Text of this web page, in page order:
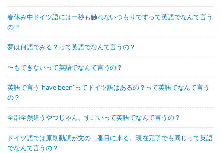
春休み中ドイツ語には一秒も触れないつもりですって英語でなんて言う
の？
夢は何語でみる？って英語でなんて言うの？
〜もできないって英語でなんて言うの？
英語で言う"have been"ってドイツ語はあるの？って英語でなんて言う
の？
全部全然違うやつじゃん、すごいって英語でなんて言うの？
ドイツ語では原則動詞が文の二番目に来る。現在完了でも同じって英語
でなんて言うの？